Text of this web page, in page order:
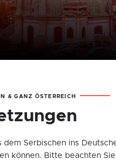
& GANZ ÖSTERREICH
dem Serbischen ins
können. Bitte beachten